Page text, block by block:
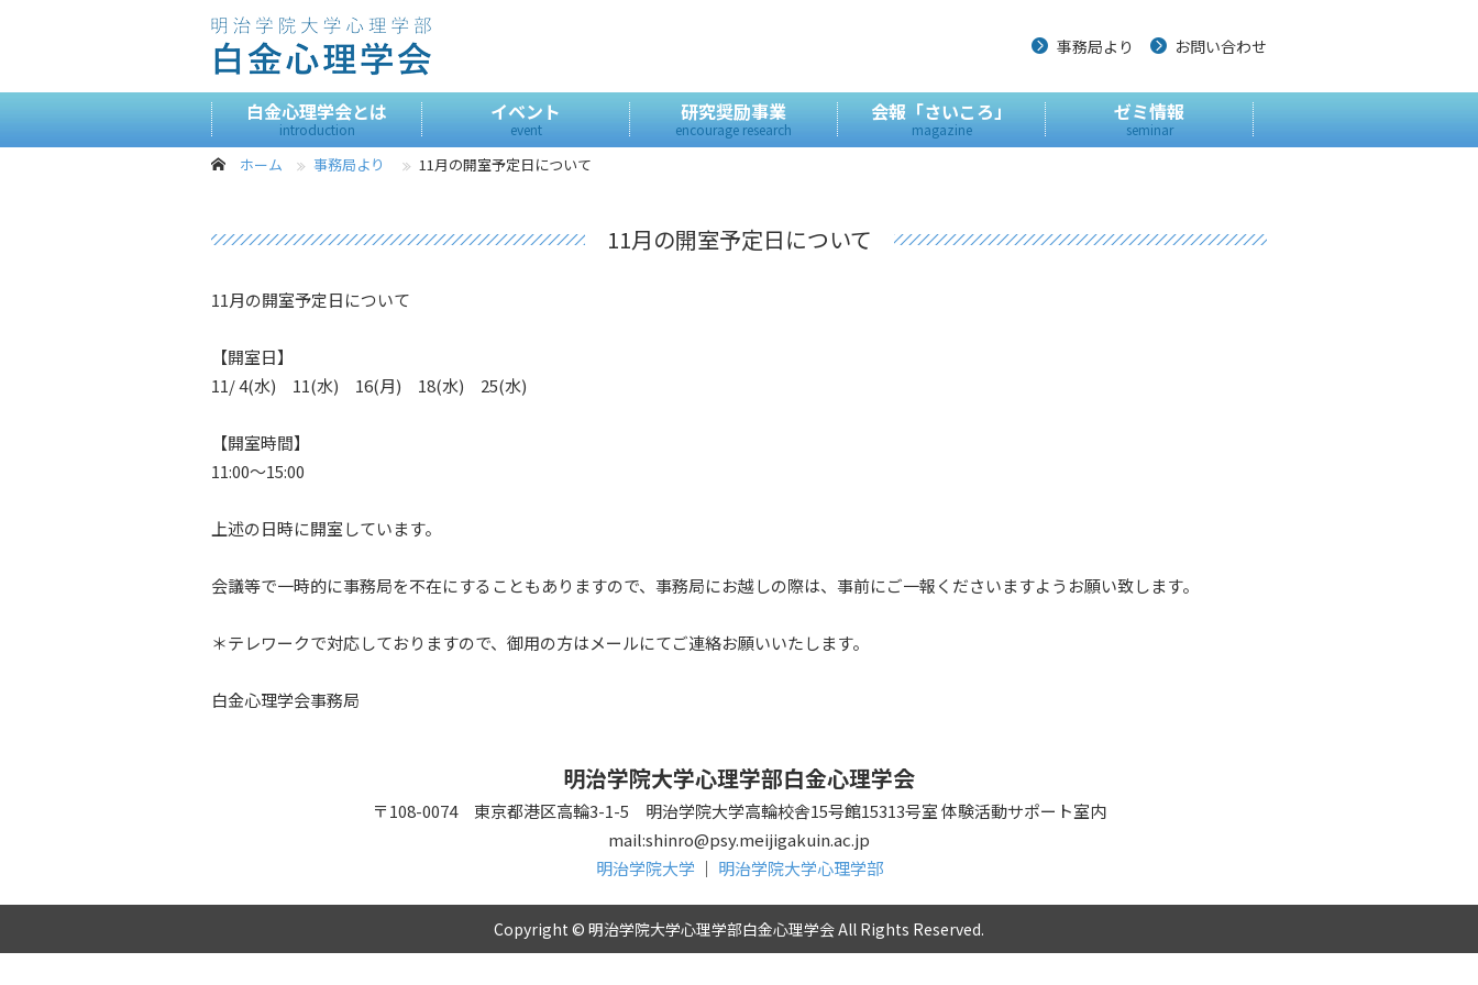
事務局より お問い合わせ
白金心理学会とは
introduction
イベント
event
研究奨励事業
encourage research
会報「さいころ」
magazine
ゼミ情報
seminar
ホーム 事務局より 11月の開室予定日について
11月の開室予定日について
11月の開室予定日について
【開室日】
11/ 4(水) 11(水) 16(月) 18(水) 25(水)
【開室時間】
11:00～15:00
上述の日時に開室しています。
会議等で一時的に事務局を不在にすることもありますので、事務局にお越しの際は、事前にご一報くださいますようお願い致します。
＊テレワークで対応しておりますので、御用の方はメールにてご連絡お願いいたします。
白金心理学会事務局
明治学院大学心理学部白金心理学会
〒108-0074 東京都港区高輪3-1-5 明治学院大学高輪校舎15号館15313号室 体験活動サポート室内
mail:shinro@psy.meijigakuin.ac.jp
明治学院大学 ｜ 明治学院大学心理学部
Copyright © 明治学院大学心理学部白金心理学会 All Rights Reserved.